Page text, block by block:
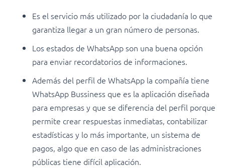
Es el servicio más utilizado por la ciudadanía lo que
garantiza llegar a un gran número de personas.
Los estados de WhatsApp son una buena opción
para enviar recordatorios de informaciones.
Además del perfil de WhatsApp la compañía tiene
WhatsApp Bussiness que es la aplicación diseñada
para empresas y que se diferencia del perfil porque
permite crear respuestas inmediatas, contabilizar
estadísticas y lo más importante, un sistema de
pagos, algo que en caso de las administraciones
públicas tiene difícil aplicación.